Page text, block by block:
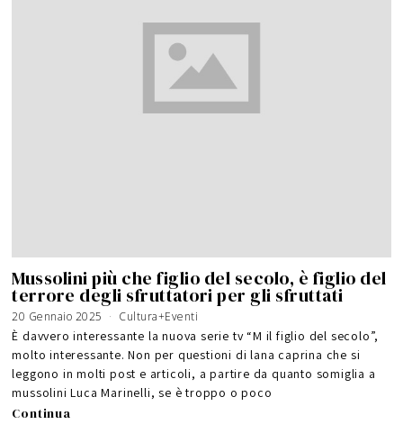
Mussolini più che figlio del secolo, è figlio del
terrore degli sfruttatori per gli sfruttati
20 Gennaio 2025 Cultura+Eventi
È davvero interessante la nuova serie tv “M il figlio del secolo”,
molto interessante. Non per questioni di lana caprina che si
leggono in molti post e articoli, a partire da quanto somiglia a
mussolini Luca Marinelli, se è troppo o poco
Continua